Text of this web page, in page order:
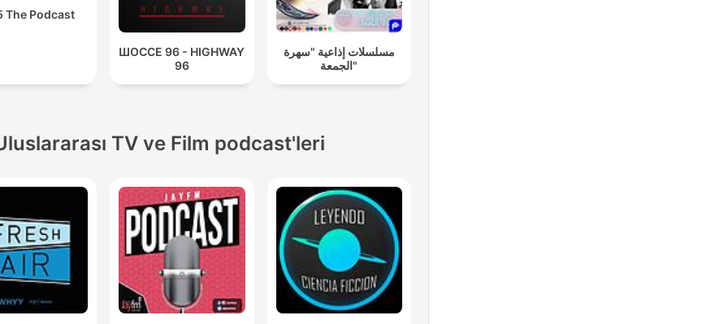
The Podcast
ШОССЕ 96 - HIGHWAY
96
مسلسلات إذاعية "سهرة
الجمعة"
TV ve Film podcast'leri